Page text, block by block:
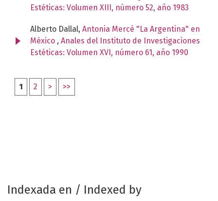
Estéticas: Volumen XIII, número 52, año 1983
Alberto Dallal, Antonia Mercé "La Argentina" en
México , Anales del Instituto de Investigaciones
Estéticas: Volumen XVI, número 61, año 1990
1 2 > >>
Indexada en / Indexed by